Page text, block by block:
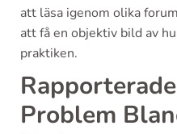
att läsa igenom olika
att få en objektiv bild av
praktiken.
Problem